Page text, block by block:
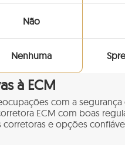
Não
Nenhuma
à ECM
com a segurança
ECM com boas
e opções